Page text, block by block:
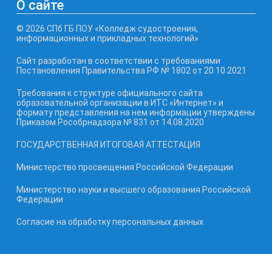
О сайте
© 2026 СПб ГБ ПОУ «Колледж судостроения,
информационных и прикладных технологий»
Сайт разработан в соответствии с требованиями
Постановления Правительства РФ № 1802 от 20.10.2021
Требования к структуре официального сайта
образовательной организации в ИТС «Интернет» и
формату представления на нем информации утверждены
Приказом Рособрнадзора № 831 от 14.08.2020
ГОСУДАРСТВЕННАЯ ИТОГОВАЯ АТТЕСТАЦИЯ
Министерство просвещения Российской Федерации
Министерство науки и высшего образования Российской
Федерации
Согласие на обработку персональных данных